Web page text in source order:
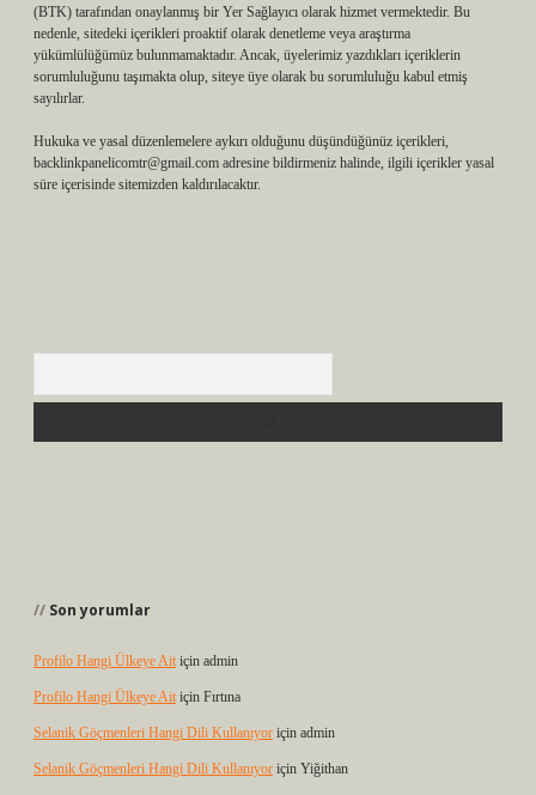
(BTK) tarafından onaylanmış bir Yer Sağlayıcı olarak hizmet vermektedir. Bu
nedenle, sitedeki içerikleri proaktif olarak denetleme veya araştırma
yükümlülüğümüz bulunmamaktadır. Ancak, üyelerimiz yazdıkları içeriklerin
sorumluluğunu taşımakta olup, siteye üye olarak bu sorumluluğu kabul etmiş
sayılırlar.
Hukuka ve yasal düzenlemelere aykırı olduğunu düşündüğünüz içerikleri,
backlinkpanelicomtr@gmail.com adresine bildirmeniz halinde, ilgili içerikler yasal
süre içerisinde sitemizden kaldırılacaktır.
Son yorumlar
Profilo Hangi Ülkeye Ait için admin
Profilo Hangi Ülkeye Ait için Fırtına
Selanik Göçmenleri Hangi Dili Kullanıyor için admin
Selanik Göçmenleri Hangi Dili Kullanıyor için Yiğithan